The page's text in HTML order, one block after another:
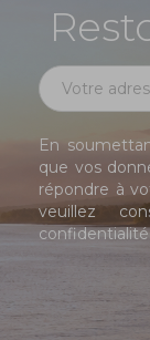
En
que vos
répondre à
veuillez
confidentialité